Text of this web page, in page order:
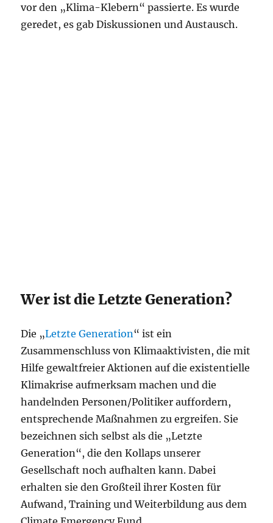
vor den „Klima-Klebern“ passierte. Es wurde
geredet, es gab Diskussionen und Austausch.
Wer ist die Letzte Generation?
Die „Letzte Generation“ ist ein
Zusammenschluss von Klimaaktivisten, die mit
Hilfe gewaltfreier Aktionen auf die existentielle
Klimakrise aufmerksam machen und die
handelnden Personen/Politiker auffordern,
entsprechende Maßnahmen zu ergreifen. Sie
bezeichnen sich selbst als die „Letzte
Generation“, die den Kollaps unserer
Gesellschaft noch aufhalten kann. Dabei
erhalten sie den Großteil ihrer Kosten für
Aufwand, Training und Weiterbildung aus dem